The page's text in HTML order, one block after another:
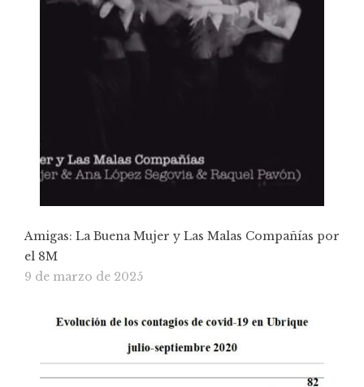
Amigas: La Buena Mujer y Las Malas Compañías por
el 8M
9 de marzo de 2025